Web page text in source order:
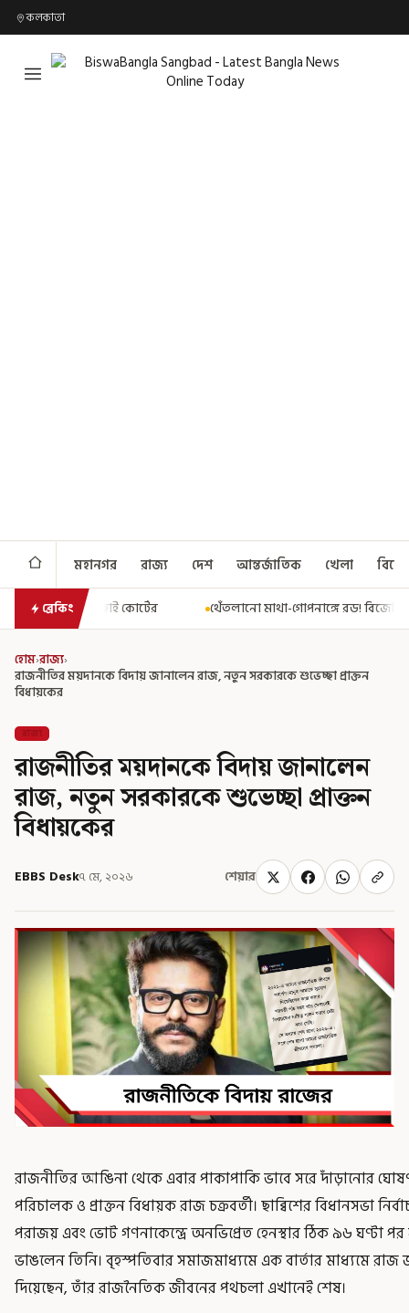
কলকাতা
মহানগর রাজ্য দেশ আন্তর্জাতিক খেলা
ব্রেকিং
থেঁতলানো মাথা-গোপনাঙ্গে রড! বিজেপিশাসিত অসমে নাবালিকার নৃশংস
হোম›রাজ্য›
রাজনীতির ময়দানকে বিদায় জানালেন রাজ, নতুন সরকারকে শুভেচ্ছা প্রাক্তন
বিধায়কের
রাজ্য
রাজনীতির ময়দানকে বিদায় জানালেন
রাজ, নতুন সরকারকে শুভেচ্ছা প্রাক্তন
বিধায়কের
EBBS Desk৭ মে, ২০২৬ শেয়ার
রাজনীতির আঙিনা থেকে এবার পাকাপাকি ভাবে সরে দাঁড়ানোর
পরিচালক ও প্রাক্তন বিধায়ক রাজ চক্রবর্তী। ছাব্বিশের বিধানসভা
পরাজয় এবং ভোট গণনাকেন্দ্রে অনভিপ্রেত হেনস্থার ঠিক ৯৬ ঘণ্টা
ভাঙলেন তিনি। বৃহস্পতিবার সমাজমাধ্যমে এক বার্তার মাধ্যমে রাজ
দিয়েছেন, তাঁর রাজনৈতিক জীবনের পথচলা এখানেই শেষ।